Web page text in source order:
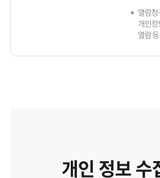
열람
개인
열람
개인 정보 수